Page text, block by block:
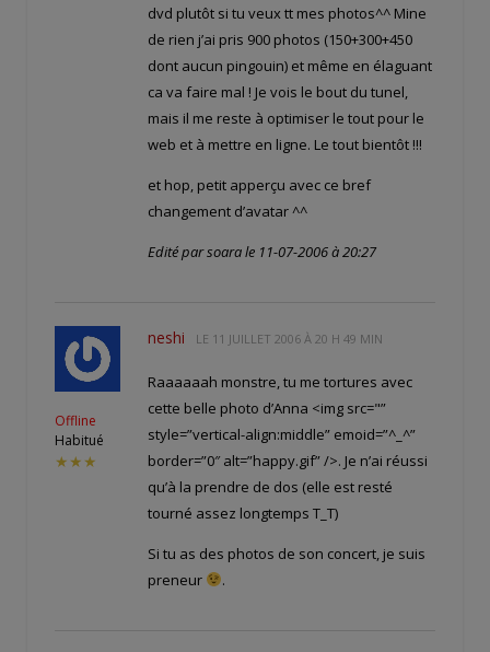
dvd plutôt si tu veux tt mes photos^^ Mine
de rien j’ai pris 900 photos (150+300+450
dont aucun pingouin) et même en élaguant
ca va faire mal ! Je vois le bout du tunel,
mais il me reste à optimiser le tout pour le
web et à mettre en ligne. Le tout bientôt !!!
et hop, petit apperçu avec ce bref
changement d’avatar ^^
Edité par soara le 11-07-2006 à 20:27
Offline
Habitué
★★★
neshi LE 11 JUILLET 2006 À 20 H 49 MIN
Raaaaaah monstre, tu me tortures avec
cette belle photo d’Anna <img src="”
style=”vertical-align:middle” emoid=”^_^”
border=”0″ alt=”happy.gif” />. Je n’ai réussi
qu’à la prendre de dos (elle est resté
tourné assez longtemps T_T)
Si tu as des photos de son concert, je suis
preneur
.